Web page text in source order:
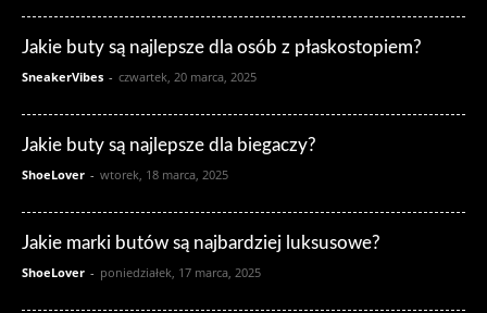
Jakie buty są najlepsze dla osób z płaskostopiem?
SneakerVibes - czwartek, 20 marca, 2025
Jakie buty są najlepsze dla biegaczy?
ShoeLover - wtorek, 18 marca, 2025
Jakie marki butów są najbardziej luksusowe?
ShoeLover - poniedziałek, 17 marca, 2025